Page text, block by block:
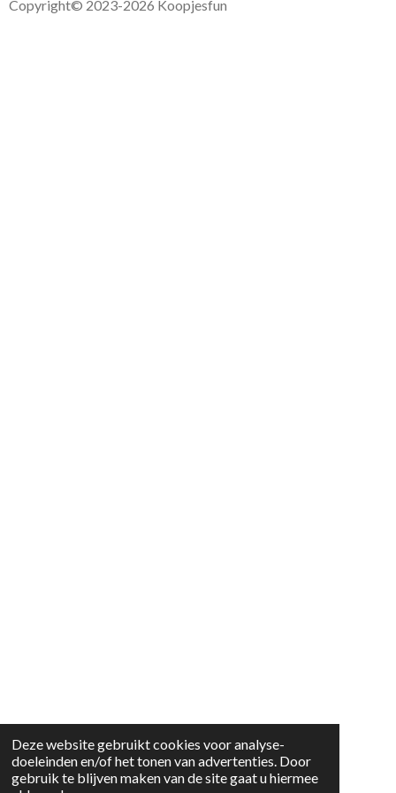
Deze website gebruikt cookies voor analyse-
doeleinden en/of het tonen van advertenties. Door
gebruik te blijven maken van de site gaat u hiermee
Copyright© 2023-2026 Koopjesfun